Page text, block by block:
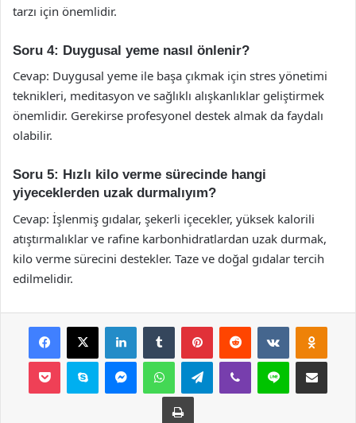
tarzı için önemlidir.
Soru 4: Duygusal yeme nasıl önlenir?
Cevap: Duygusal yeme ile başa çıkmak için stres yönetimi
teknikleri, meditasyon ve sağlıklı alışkanlıklar geliştirmek
önemlidir. Gerekirse profesyonel destek almak da faydalı
olabilir.
Soru 5: Hızlı kilo verme sürecinde hangi
yiyeceklerden uzak durmalıyım?
Cevap: İşlenmiş gıdalar, şekerli içecekler, yüksek kalorili
atıştırmalıklar ve rafine karbonhidratlardan uzak durmak,
kilo verme sürecini destekler. Taze ve doğal gıdalar tercih
edilmelidir.
Facebook
X LinkedInTumblr PinterestReddit VKontakte
Pocket Skype MessengerWhatsAppTelegramViber Line E-Posta ile
Yazdır